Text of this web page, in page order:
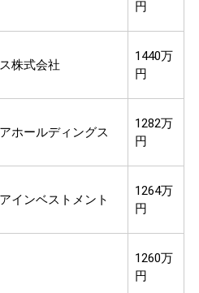
円
株式会社
1440万
円
ホールディングス
1282万
円
インベストメント
1264万
円
1260万
円